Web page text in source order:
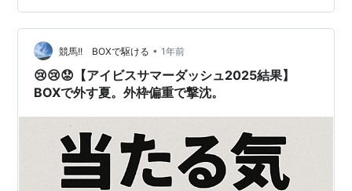
ある。 ■ 函館という土地が持つ意味 函館は元々、 アイ
ヌ語の「ウス…
競馬!! BOXで駆ける • 1年前
😢😢😟【アイビスサマーダッシュ2025結果】
BOXで外す夏。外枠偏重で撃沈。